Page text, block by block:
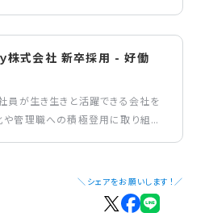
株式会社 新卒採用 - 好働
員が生き生きと活躍できる会社を
や管理職への積極登用に取り組
＼シェアをお願いします！／